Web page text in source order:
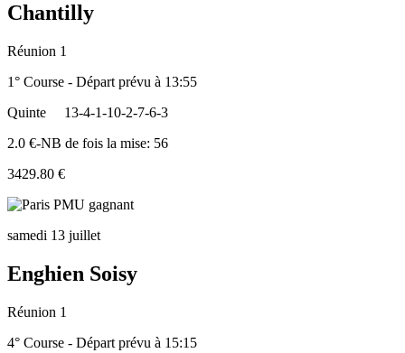
Chantilly
Réunion 1
1° Course - Départ prévu à 13:55
Quinte
13-4-1-10-2-7-6-3
2.0 €-NB de fois la mise: 56
3429.80 €
samedi 13 juillet
Enghien Soisy
Réunion 1
4° Course - Départ prévu à 15:15